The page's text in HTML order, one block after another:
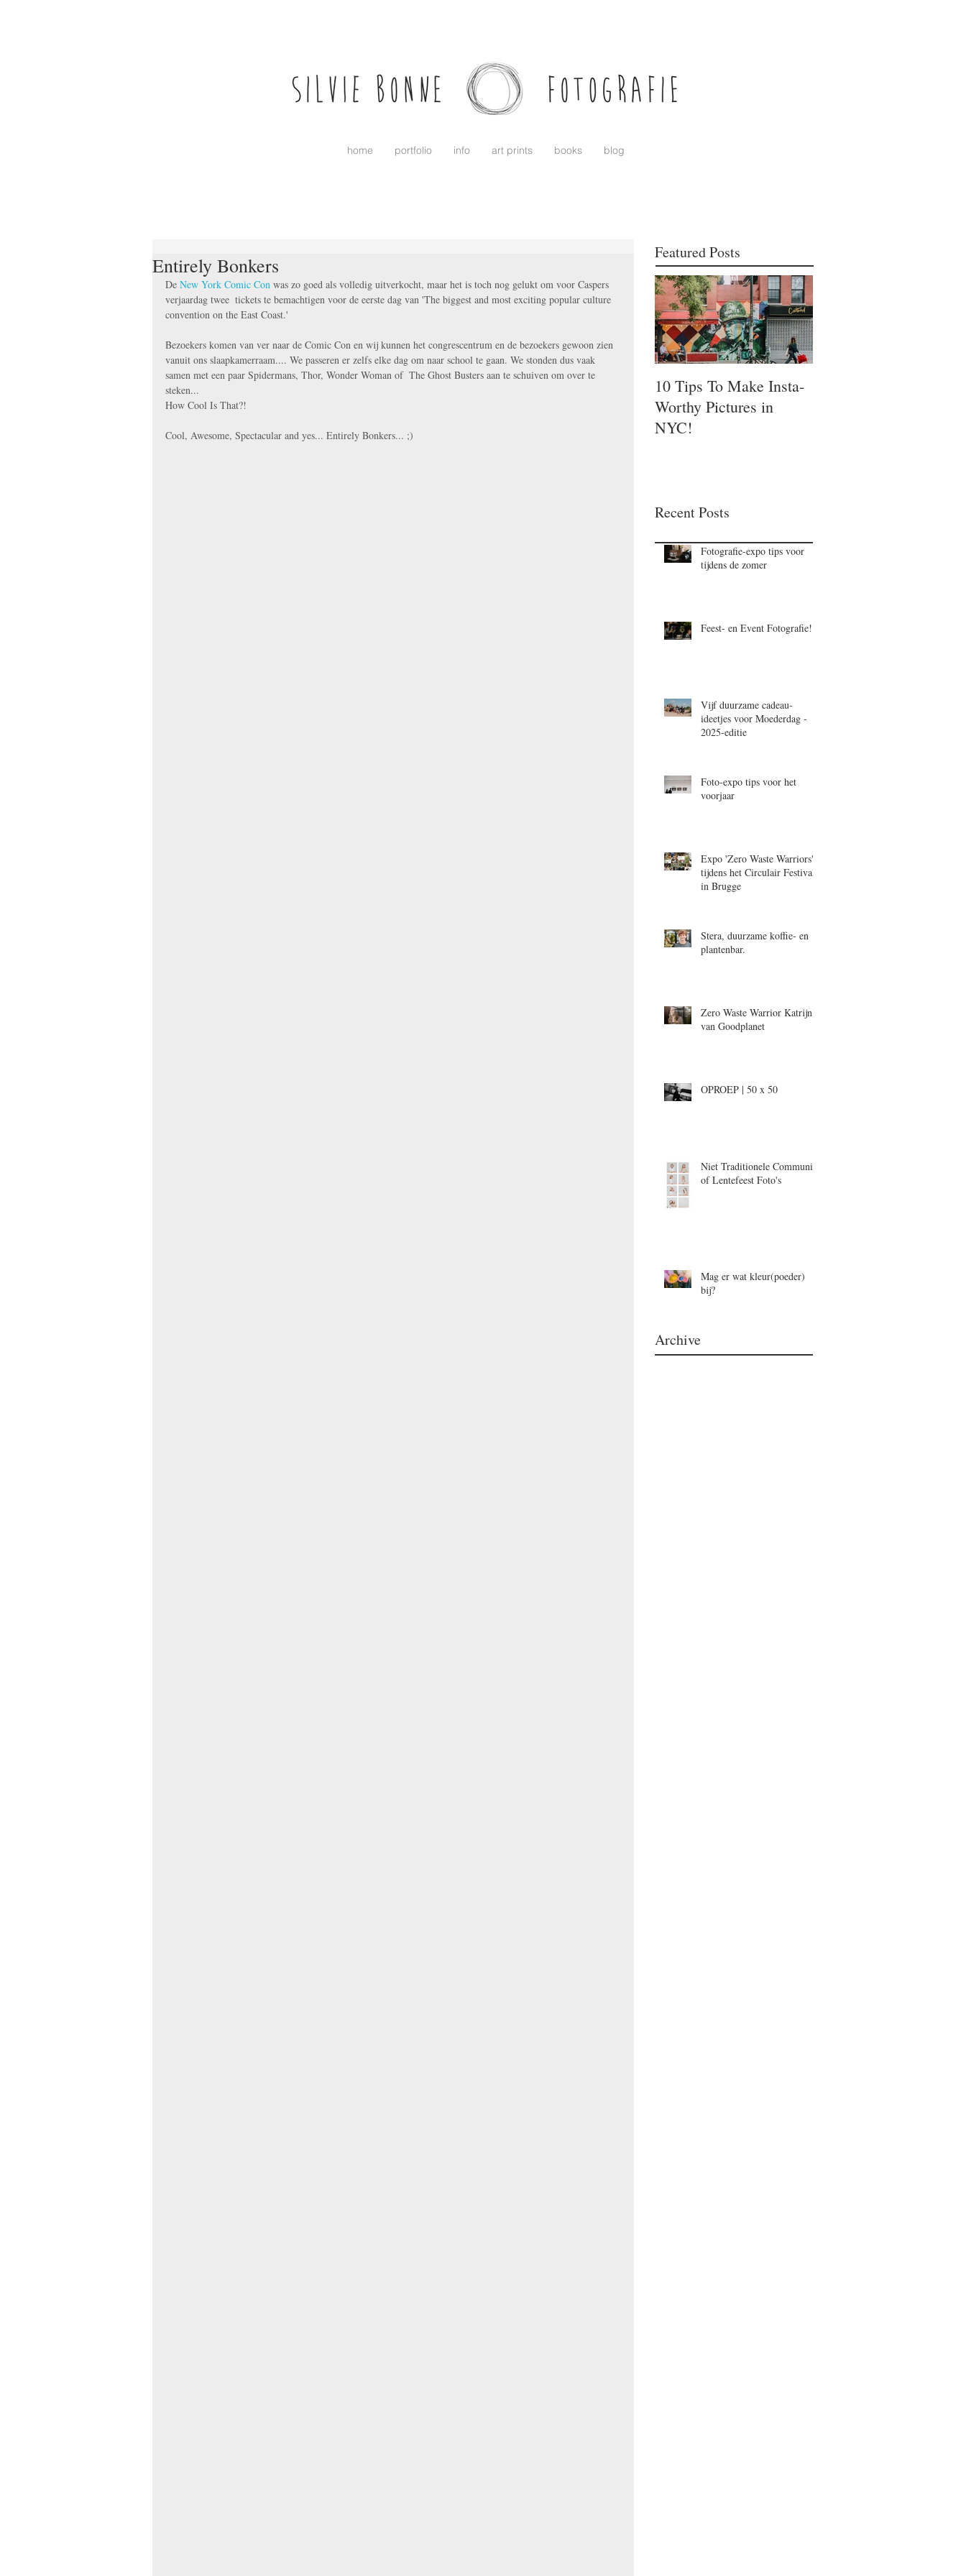
home portfolio info art prints books blog
Entirely Bonkers
De New York Comic Con was zo goed als volledig uitverkocht, maar het is toch nog gelukt om voor Caspers
verjaardag twee  tickets te bemachtigen voor de eerste dag van 'The biggest and most exciting popular culture
convention on the East Coast.'
Bezoekers komen van ver naar de Comic Con en wij kunnen het congrescentrum en de bezoekers gewoon zien
vanuit ons slaapkamerraam.... We passeren er zelfs elke dag om naar school te gaan. We stonden dus vaak
samen met een paar Spidermans, Thor, Wonder Woman of  The Ghost Busters aan te schuiven om over te
steken...
How Cool Is That?!
Cool, Awesome, Spectacular and yes... Entirely Bonkers... ;)
Featured Posts
10 Tips To Make Insta-
Worthy Pictures in
NYC!
Recent Posts
Fotografie-expo tips voor
tijdens de zomer
Feest- en Event Fotografie!
Vijf duurzame cadeau-
ideetjes voor Moederdag -
2025-editie
Foto-expo tips voor het
voorjaar
Expo 'Zero Waste Warriors'
tijdens het Circulair Festival
in Brugge
Stera, duurzame koffie- en
plantenbar.
Zero Waste Warrior Katrijn,
van Goodplanet
OPROEP | 50 x 50
Niet Traditionele Communie-
of Lentefeest Foto's
Mag er wat kleur(poeder)
bij?
Archive